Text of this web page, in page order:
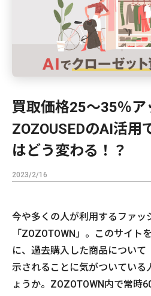
買取価格25〜35％ア
ZOZOUSEDのAI活用
はどう変わる！？
2023/2/16
今や多くの人が利用するファッ
「ZOZOTOWN」。このサイト
に、過去購入した商品につい
示されることに気がついている
ょうか。ZOZOTOWN内で常時